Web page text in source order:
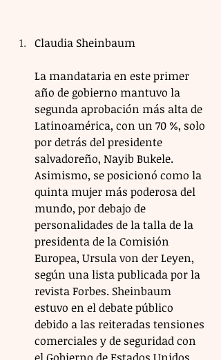
Claudia Sheinbaum
La mandataria en este primer
año de gobierno mantuvo la
segunda aprobación más alta de
Latinoamérica, con un 70 %, solo
por detrás del presidente
salvadoreño, Nayib Bukele.
Asimismo, se posicionó como la
quinta mujer más poderosa del
mundo, por debajo de
personalidades de la talla de la
presidenta de la Comisión
Europea, Ursula von der Leyen,
según una lista publicada por la
revista Forbes. Sheinbaum
estuvo en el debate público
debido a las reiteradas tensiones
comerciales y de seguridad con